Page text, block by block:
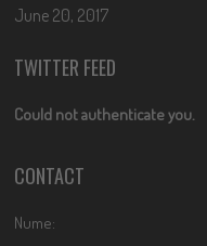
June 20, 2017
TWITTER FEED
Could not authenticate you.
CONTACT
Nume: